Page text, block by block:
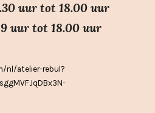
uur tot 18.00 uur
uur tot 18.00 uur
nl/atelier-rebul?